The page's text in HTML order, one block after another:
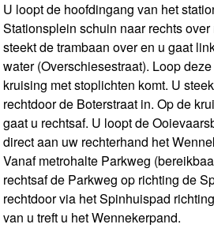
U loopt de hoofdingang van het
Stationsplein schuin naar rechts
steekt de trambaan over en u gaat
water (Overschiesestraat). Loop
kruising met stoplichten komt. U
rechtdoor de Boterstraat in. Op de
gaat u rechtsaf. U loopt de
direct aan uw rechterhand het
Vanaf metrohalte Parkweg
rechtsaf de Parkweg op richting de
rechtdoor via het Spinhuispad
van u treft u het Wennekerpand.